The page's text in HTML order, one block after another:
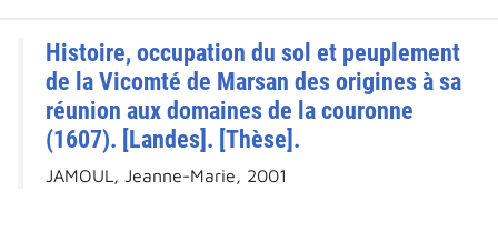
Histoire, occupation du sol et peuplement
de la Vicomté de Marsan des origines à sa
réunion aux domaines de la couronne
(1607). [Landes]. [Thèse].
JAMOUL, Jeanne-Marie, 2001